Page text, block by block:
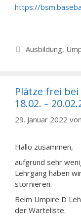
https://
Kategorien
Ausbildung,
Plätze frei
18.02. –
29. Januar 2022 von
Hallo zusammen,
aufgrund sehr
Lehrgang haben
stornieren.
Beim Umpire D
der Warteliste.